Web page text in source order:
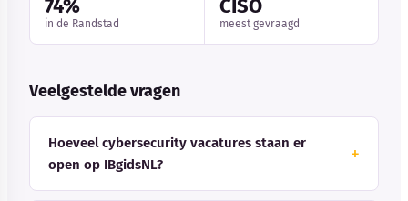
74%
in de Randstad
CISO
meest gevraagd
Veelgestelde vragen
Hoeveel cybersecurity vacatures staan er
open op IBgidsNL?